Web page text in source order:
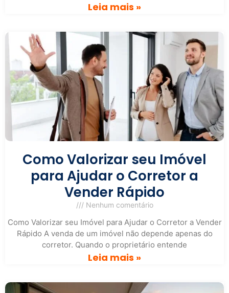
Leia mais »
Como Valorizar seu Imóvel
para Ajudar o Corretor a
Vender Rápido
Nenhum comentário
Como Valorizar seu Imóvel para Ajudar o Corretor a Vender
Rápido A venda de um imóvel não depende apenas do
corretor. Quando o proprietário entende
Leia mais »